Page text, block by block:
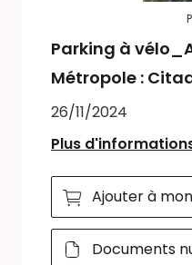
Parking à
Métropole :
26/11/2024
Plus
Ajouter à
Documents